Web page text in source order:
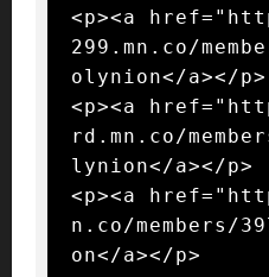
<p><a
299.mn.co/
olynion</a></p>
<p><a
rd.mn.co/
lynion</a></p>
<p><a
n.co/members/
on</a></p>